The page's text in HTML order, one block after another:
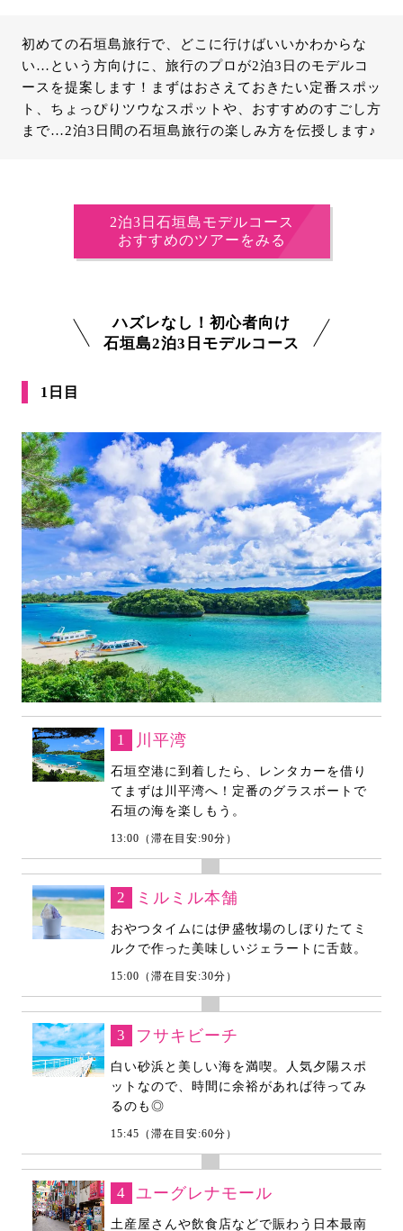
初めての石垣島旅行で、どこに行けばいいかわからな
い…という方向けに、旅行のプロが2泊3日のモデルコ
ースを提案します！まずはおさえておきたい定番スポッ
ト、ちょっぴりツウなスポットや、おすすめのすごし方
まで…2泊3日間の石垣島旅行の楽しみ方を伝授します♪
2泊3日石垣島モデルコース
おすすめのツアーをみる
ハズレなし！初心者向け
石垣島2泊3日モデルコース
1日目
1 川平湾
石垣空港に到着したら、レンタカーを借り
てまずは川平湾へ！定番のグラスボートで
石垣の海を楽しもう。
13:00（滞在目安:90分）
2 ミルミル本舗
おやつタイムには伊盛牧場のしぼりたてミ
ルクで作った美味しいジェラートに舌鼓。
15:00（滞在目安:30分）
3 フサキビーチ
白い砂浜と美しい海を満喫。人気夕陽スポ
ットなので、時間に余裕があれば待ってみ
るのも◎
15:45（滞在目安:60分）
4 ユーグレナモール
土産屋さんや飲食店などで賑わう日本最南